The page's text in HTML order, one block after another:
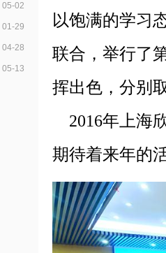
05-02
01-29
04-28
05-13
以饱满的学习
联合，举行了
挥出色，分别
2016年上海
期待着来年的